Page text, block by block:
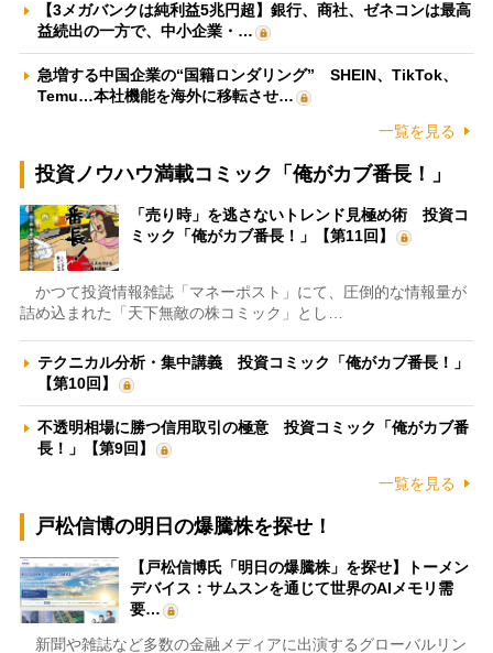
【3メガバンクは純利益5兆円超】銀行、商社、ゼネコンは最高
益続出の一方で、中小企業・…
急増する中国企業の“国籍ロンダリング” SHEIN、TikTok、
Temu…本社機能を海外に移転させ…
一覧を見る
投資ノウハウ満載コミック「俺がカブ番長！」
「売り時」を逃さないトレンド見極め術 投資コ
ミック「俺がカブ番長！」【第11回】
かつて投資情報雑誌「マネーポスト」にて、圧倒的な情報量が
詰め込まれた「天下無敵の株コミック」とし…
テクニカル分析・集中講義 投資コミック「俺がカブ番長！」
【第10回】
不透明相場に勝つ信用取引の極意 投資コミック「俺がカブ番
長！」【第9回】
一覧を見る
戸松信博の明日の爆騰株を探せ！
【戸松信博氏「明日の爆騰株」を探せ】トーメン
デバイス：サムスンを通じて世界のAIメモリ需
要…
新聞や雑誌など多数の金融メディアに出演するグローバルリン